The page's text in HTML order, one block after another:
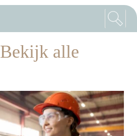
Bekijk alle